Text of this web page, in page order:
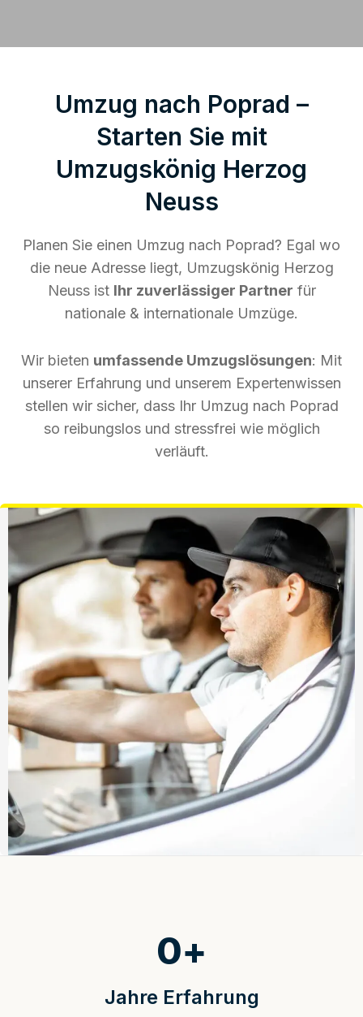
Umzug nach Poprad –
Starten Sie mit
Umzugskönig Herzog
Neuss
Planen Sie einen Umzug nach Poprad? Egal wo
die neue Adresse liegt, Umzugskönig Herzog
Neuss ist Ihr zuverlässiger Partner für
nationale & internationale Umzüge.
Wir bieten umfassende Umzugslösungen: Mit
unserer Erfahrung und unserem Expertenwissen
stellen wir sicher, dass Ihr Umzug nach Poprad
so reibungslos und stressfrei wie möglich
verläuft.
Jahre Erfahrung
0+